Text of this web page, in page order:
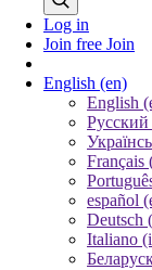
Log in
Join free Join
English (en)
English
Français
español
Deutsch
Italiano